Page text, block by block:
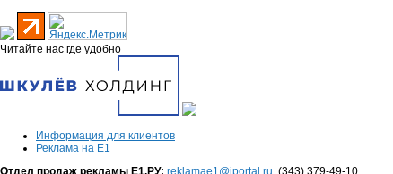
Читайте нас где удобно
Информация для клиентов
Реклама на Е1
Отдел продаж рекламы Е1.РУ: reklamae1@iportal.ru , (343) 379-49-10